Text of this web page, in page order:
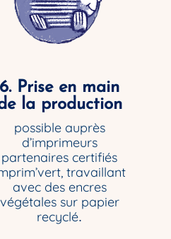
6. Prise en main
la production
possible auprès
d’imprimeurs
partenaires certifiés
travaillant
avec des encres
végétales sur papier
recyclé.